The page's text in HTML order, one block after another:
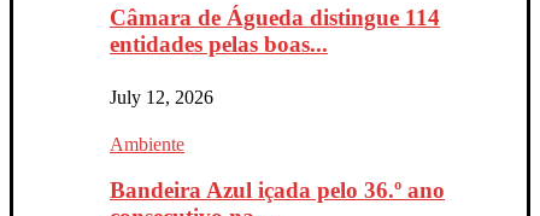
Câmara de Águeda distingue 114
entidades pelas boas...
July 12, 2026
Ambiente
Bandeira Azul içada pelo 36.º ano